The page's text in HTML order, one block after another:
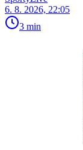
6. 8. 2026, 22:05
3 min